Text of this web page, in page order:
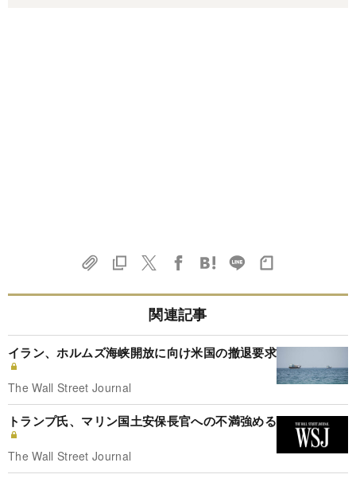
関連記事
イラン、ホルムズ海峡開放に向け米国の撤退要求
The Wall Street Journal
トランプ氏、マリン国土安保長官への不満強める
The Wall Street Journal